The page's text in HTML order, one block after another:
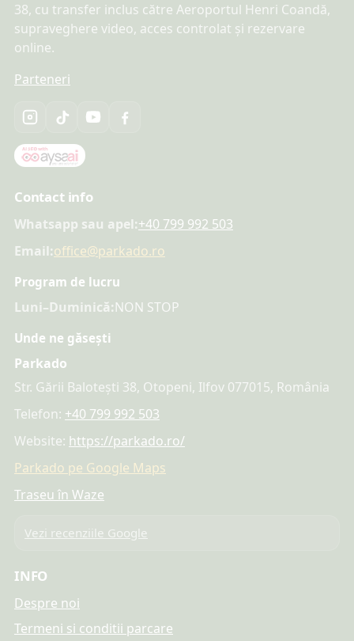
38, cu transfer inclus către Aeroportul Henri Coandă,
supraveghere video, acces controlat și rezervare
online.
Parteneri
Contact info
Whatsapp sau apel:+40 799 992 503
Email:office@parkado.ro
Program de lucru
Luni–Duminică:NON STOP
Unde ne găsești
Parkado
Str. Gării Balotești 38, Otopeni, Ilfov 077015, România
Telefon: +40 799 992 503
Website: https://parkado.ro/
Parkado pe Google Maps
Traseu în Waze
Vezi recenziile Google
INFO
Despre noi
Termeni si conditii parcare